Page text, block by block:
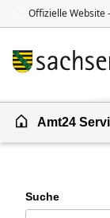
Offizielle Website
Amt24
Suche